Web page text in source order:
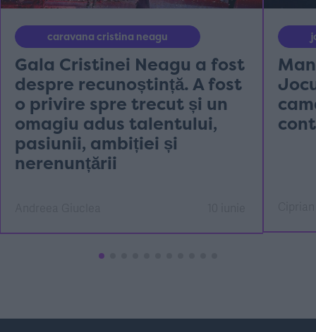
caravana cristina neagu
Gala Cristinei Neagu a fost
despre recunoștință. A fost
o privire spre trecut și un
omagiu adus talentului,
pasiunii, ambiției și
nerenunțării